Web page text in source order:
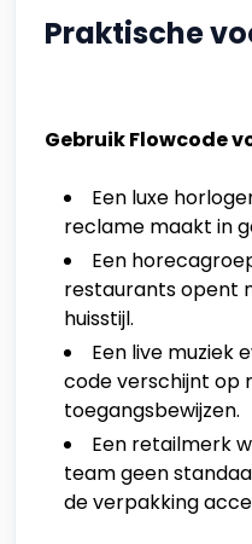
Praktische
Gebruik Flowcode
Een luxe
reclame maakt in
Een
restaurants opent
huisstijl.
Een live muziek
code verschijnt op
toegangsbewijzen.
Een retailmerk
team geen
de verpakking